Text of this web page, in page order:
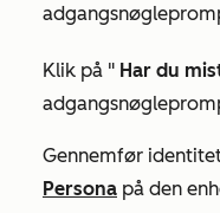
Klik på " Har du
Gennemfør
Persona på den